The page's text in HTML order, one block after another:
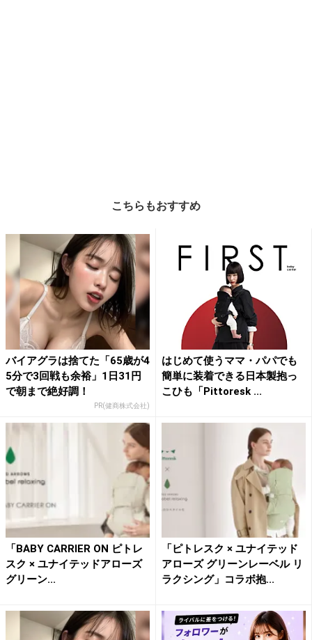
こちらもおすすめ
バイアグラは捨てた「65歳が4
5分で3回戦も余裕」1日31円
で朝まで絶好調！
PR(健商株式会社)
はじめて使うママ・パパでも
簡単に装着できる日本製抱っ
こひも「Pittoresk ...
「BABY CARRIER ON ピトレ
スク × ユナイテッドアローズ
グリーン...
「ピトレスク × ユナイテッド
アローズ グリーンレーベル リ
ラクシング」コラボ抱...